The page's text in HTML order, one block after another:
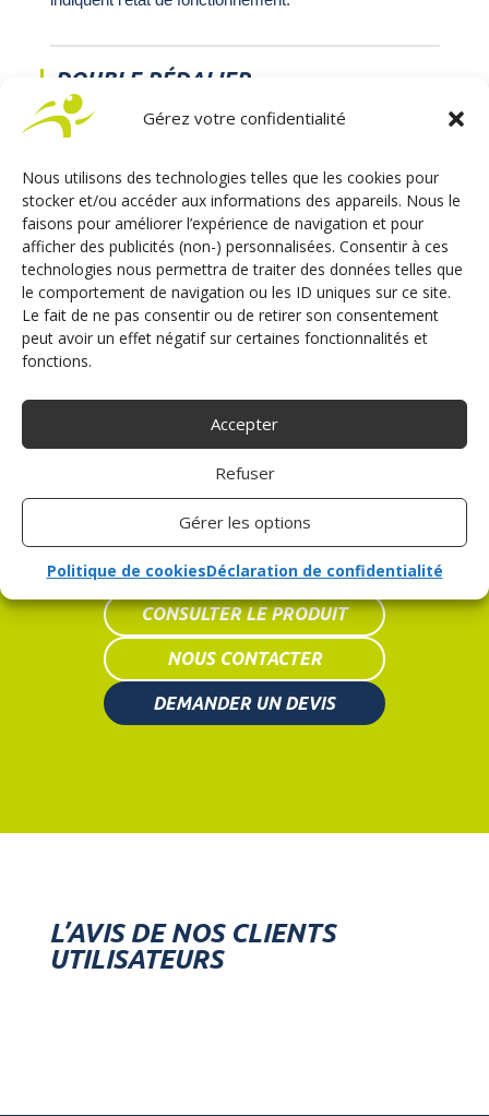
Gérez votre confidentialité
Nous utilisons des technologies telles que les cookies pour
stocker et/ou accéder aux informations des appareils. Nous le
faisons pour améliorer l’expérience de navigation et pour
afficher des publicités (non-) personnalisées. Consentir à ces
technologies nous permettra de traiter des données telles que
le comportement de navigation ou les ID uniques sur ce site.
Le fait de ne pas consentir ou de retirer son consentement
peut avoir un effet négatif sur certaines fonctionnalités et
fonctions.
Accepter
Refuser
Gérer les options
Politique de cookiesDéclaration de confidentialité
DOUBLE PÉDALIER
Le doublé pédalier est fabriqué par notre partenaire
VEIGEL, c’est un pédalier à tringlerie.
Il est homologué et respecte la réglementation en
vigueur.
RÉTROVISEURS ADDITIONNELS
Le rétroviseur intérieur est collé au pare-brise à l’aide
du double face ulta-résistant.
Les deux rétroviseurs extérieurs sont développés et
CONSULTER LE PRODUIT
NOUS CONTACTER
DEMANDER UN DEVIS
L’AVIS DE NOS CLIENTS
UTILISATEURS